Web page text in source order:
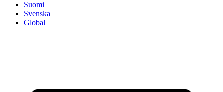
Suomi
Svenska
Global